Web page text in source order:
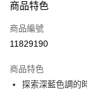
信用卡一次付款
超商取貨付款
Apple Pay
商品特色
商品編號
11829190
商品特色
探索深藍色調的